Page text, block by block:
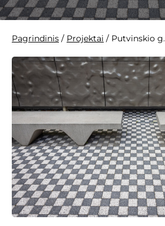
Pagrindinis / Projektai / Putvinskio